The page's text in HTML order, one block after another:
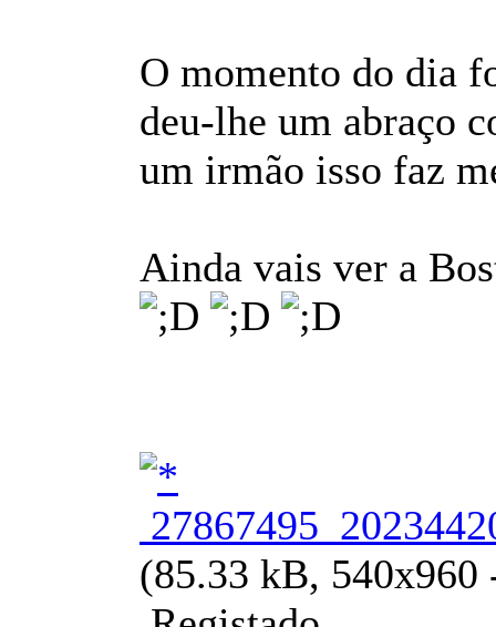
O momento do dia
deu-lhe um abraço
um irmão isso faz
Ainda vais ver a
(85.33 kB, 540x960